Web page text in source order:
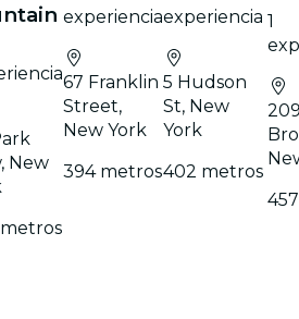
New
experiencia
67 Franklin
Street,
New York
394 metros
experiencia
5 Hudson
St, New
York
402 metros
1